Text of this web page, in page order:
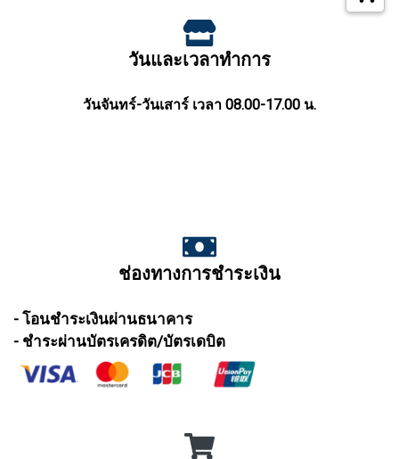
วันและเวลาทำการ
วันจันทร์-วันเสาร์ เวลา 08.00-17.00 น.
ช่องทางการชำระเงิน
- โอนชำระเงินผ่านธนาคาร
- ชำระผ่านบัตรเครดิต/บัตรเดบิต